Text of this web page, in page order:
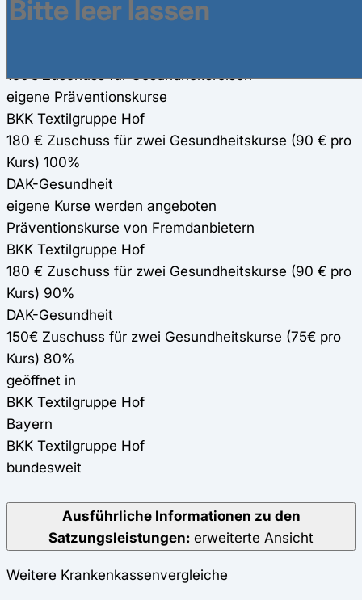
BKK Textilgruppe Hof
150€ Zuschuss für Gesundheitsreisen
eigene Präventionskurse
BKK Textilgruppe Hof
180 € Zuschuss für zwei Gesundheitskurse (90 € pro
Kurs) 100%
DAK-Gesundheit
eigene Kurse werden angeboten
Präventionskurse von Fremdanbietern
BKK Textilgruppe Hof
180 € Zuschuss für zwei Gesundheitskurse (90 € pro
Kurs) 90%
DAK-Gesundheit
150€ Zuschuss für zwei Gesundheitskurse (75€ pro
Kurs) 80%
geöffnet in
BKK Textilgruppe Hof
Bayern
BKK Textilgruppe Hof
bundesweit
Ausführliche Informationen zu den
Satzungsleistungen: erweiterte Ansicht
Weitere Krankenkassenvergleiche